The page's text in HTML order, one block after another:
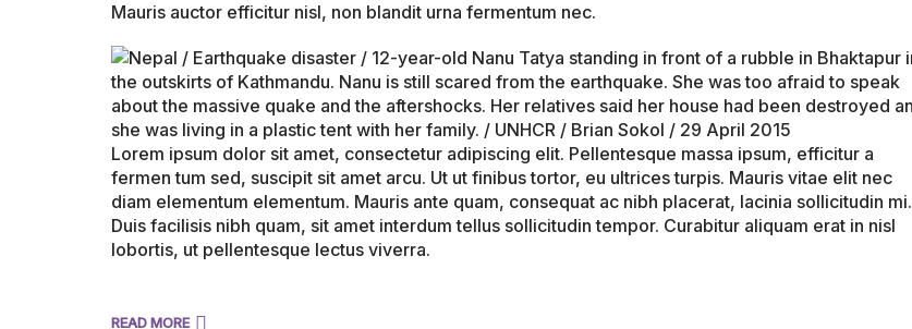
Mauris auctor efficitur nisl, non blandit urna fermentum nec.
Lorem ipsum dolor sit amet, consectetur adipiscing elit. Pellentesque massa ipsum, efficitur a
fermen tum sed, suscipit sit amet arcu. Ut ut finibus tortor, eu ultrices turpis. Mauris vitae elit nec
diam elementum elementum. Mauris ante quam, consequat ac nibh placerat, lacinia sollicitudin mi.
Duis facilisis nibh quam, sit amet interdum tellus sollicitudin tempor. Curabitur aliquam erat in nisl
lobortis, ut pellentesque lectus viverra.
READ MORE